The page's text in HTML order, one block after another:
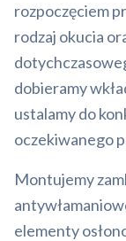
rozpoczęciem
rodzaj okucia
dobieramy
ustalamy do
oczekiwanego
Montujemy
elementy